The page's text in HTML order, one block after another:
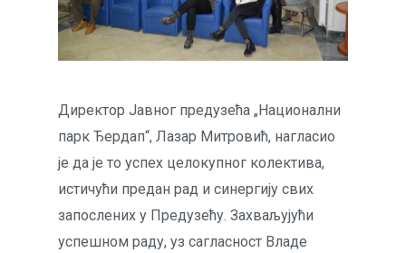
Директор Јавног предузећа „Национални
парк Ђердап“, Лазар Митровић, нагласио
је да је то успех целокупног колектива,
истичући предан рад и синергију свих
запослених у Предузећу. Захваљујући
успешном раду, уз сагласност Владе